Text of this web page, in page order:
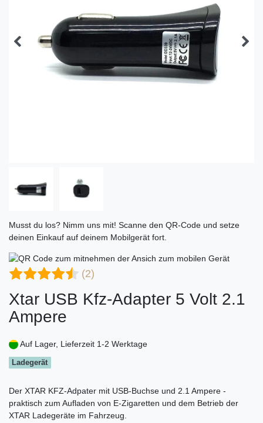
Musst du los? Nimm uns mit! Scanne den QR-Code und setze
deinen Einkauf auf deinem Mobilgerät fort.
(2)
Xtar USB Kfz-Adapter 5 Volt 2.1
Ampere
Auf Lager, Lieferzeit 1-2 Werktage
Ladegerät
Der XTAR KFZ-Adpater mit USB-Buchse und 2.1 Ampere -
praktisch zum Aufladen von E-Zigaretten und dem Betrieb der
XTAR Ladegeräte im Fahrzeug.